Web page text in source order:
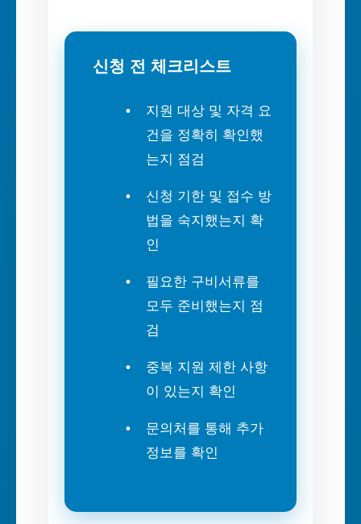
신청 전 체크리스트
지원 대상 및 자격 요
건을 정확히 확인했
는지 점검
신청 기한 및 접수 방
법을 숙지했는지 확
인
필요한 구비서류를
모두 준비했는지 점
검
중복 지원 제한 사항
이 있는지 확인
문의처를 통해 추가
정보를 확인